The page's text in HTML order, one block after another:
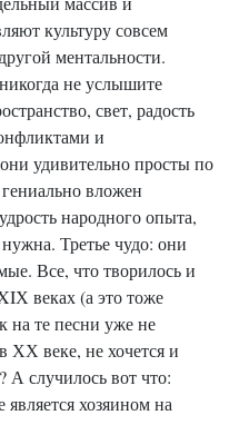
культуру совсем
ментальности.
не услышите
свет, радость
и
удивительно просты по
вложен
народного опыта,
Третье чудо: они
Все, что творилось и
веках (а это тоже
на те песни уже не
ХХ веке, не хочется и
А случилось вот что:
хозяином на